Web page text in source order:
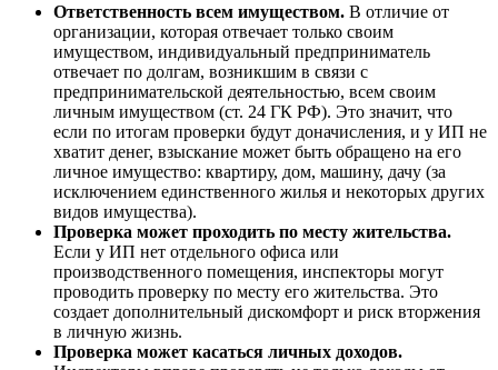
Ответственность всем имуществом. В отличие от
организации, которая отвечает только своим
имуществом, индивидуальный предприниматель
отвечает по долгам, возникшим в связи с
предпринимательской деятельностью, всем своим
личным имуществом (ст. 24 ГК РФ). Это значит, что
если по итогам проверки будут доначисления, и у ИП не
хватит денег, взыскание может быть обращено на его
личное имущество: квартиру, дом, машину, дачу (за
исключением единственного жилья и некоторых других
видов имущества).
Проверка может проходить по месту жительства.
Если у ИП нет отдельного офиса или
производственного помещения, инспекторы могут
проводить проверку по месту его жительства. Это
создает дополнительный дискомфорт и риск вторжения
в личную жизнь.
Проверка может касаться личных доходов.